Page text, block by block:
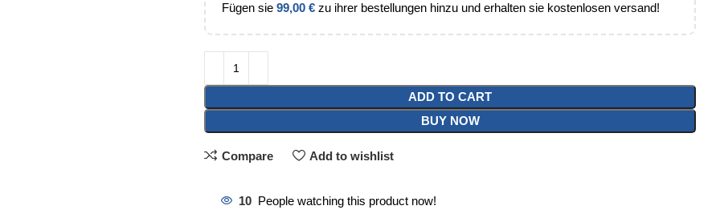
Fügen sie 99,00 € zu ihrer bestellungen hinzu und erhalten sie kostenlosen versand!
ADD TO CART
BUY NOW
Compare Add to wishlist
10 People watching this product now!